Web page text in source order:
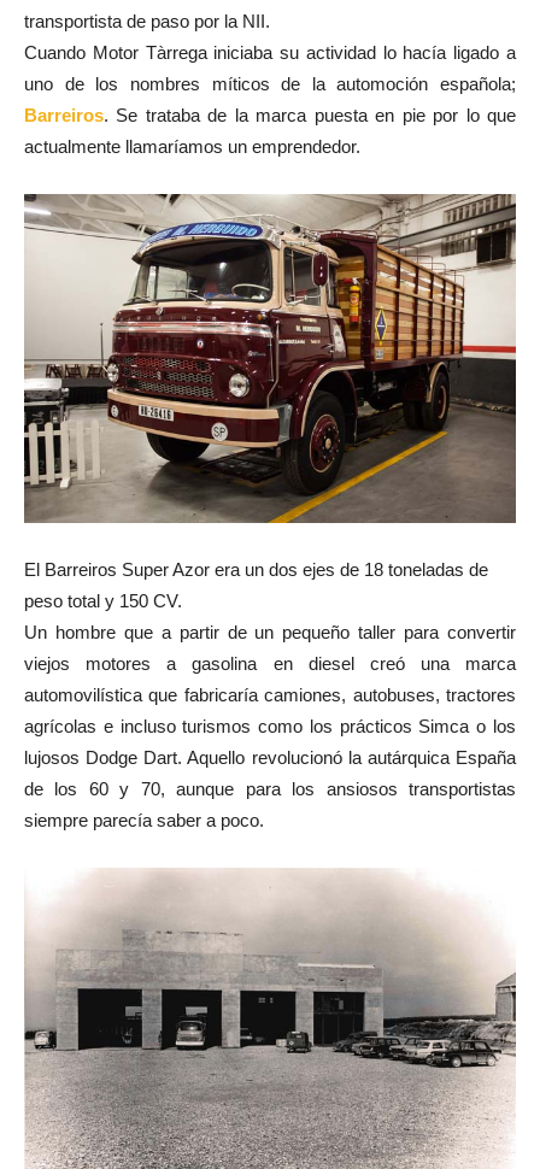
transportista de paso por la NII.
Cuando Motor Tàrrega iniciaba su actividad lo hacía ligado a
uno de los nombres míticos de la automoción española;
Barreiros. Se trataba de la marca puesta en pie por lo que
actualmente llamaríamos un emprendedor.
El Barreiros Super Azor era un dos ejes de 18 toneladas de
peso total y 150 CV.
Un hombre que a partir de un pequeño taller para convertir
viejos motores a gasolina en diesel creó una marca
automovilística que fabricaría camiones, autobuses, tractores
agrícolas e incluso turismos como los prácticos Simca o los
lujosos Dodge Dart. Aquello revolucionó la autárquica España
de los 60 y 70, aunque para los ansiosos transportistas
siempre parecía saber a poco.